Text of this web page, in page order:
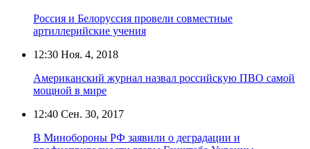
Россия и Белоруссия провели совместные
артиллерийские учения
12:30 Ноя. 4, 2018
Американский журнал назвал российскую ПВО самой
мощной в мире
12:40 Сен. 30, 2017
В Минобороны РФ заявили о деградации и